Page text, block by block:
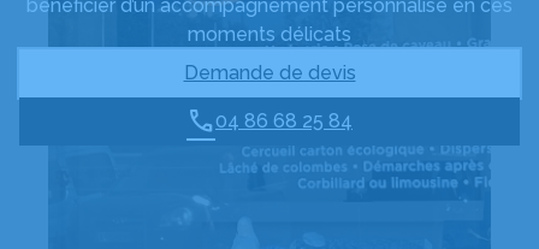
bénéficier d’un accompagnement personnalisé en ces
moments délicats
Demande de devis
04 86 68 25 84